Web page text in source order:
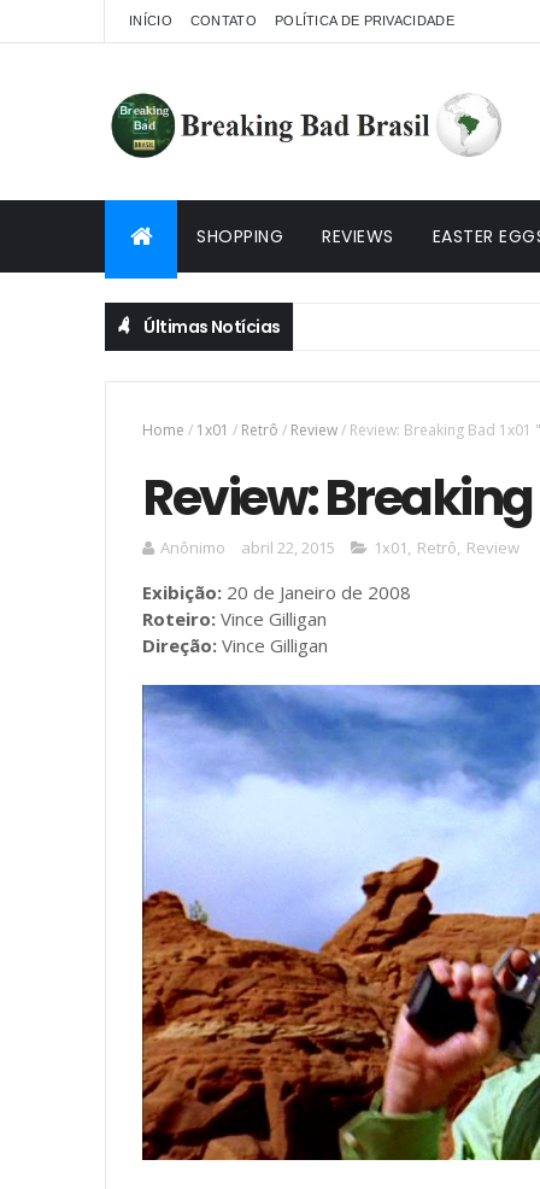
INÍCIO CONTATO POLÍTICA DE PRIVACIDADE
SHOPPING REVIEWS EASTER
Últimas Notícias
Home / 1x01 / Retrô / Review/ Review: Breaking Bad 1x01
Review: Breaking
Anônimo abril 22, 2015 1x01, Retrô, Review
Exibição: 20 de Janeiro de 2008
Roteiro: Vince Gilligan
Direção: Vince Gilligan